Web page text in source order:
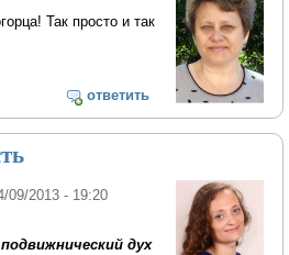
Так просто и так
ответить
09/2013 - 19:20
дух